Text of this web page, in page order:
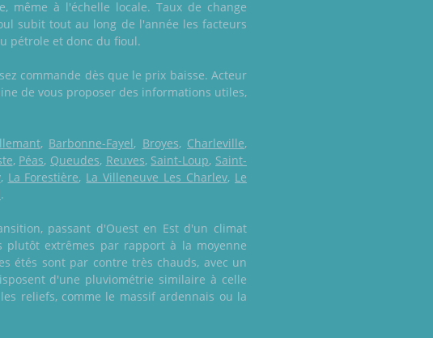
même à l'échelle locale. Taux de change
subit tout au long de l'année les facteurs
pétrole et donc du fioul.
commande dès que le prix baisse. Acteur
de vous proposer des informations utiles,
, Barbonne-Fayel, Broyes, Charleville,
, Péas, Queudes, Reuves, Saint-Loup, Saint-
, La Forestière, La Villeneuve Les Charlev, Le
.
passant d'Ouest en Est d'un climat
plutôt extrêmes par rapport à la moyenne
étés sont par contre très chauds, avec un
d'une pluviométrie similaire à celle
reliefs, comme le massif ardennais ou la